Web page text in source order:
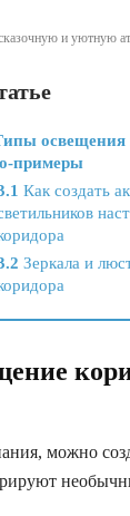
сказочную и уютную
освещения
примеры
Как создать
Зеркала и
можно